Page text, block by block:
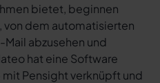
bietet, beginnen
von dem automatisierten
abzusehen und
hat eine Software
Pensight verknüpft und